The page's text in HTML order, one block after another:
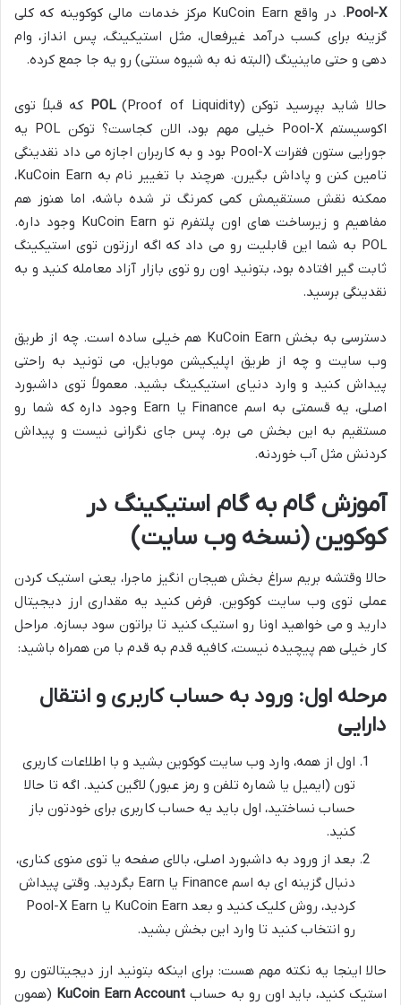
Pool-X
. در واقع KuCoin Earn مرکز خدمات مالی کوکوینه که کلی
گزینه برای کسب درآمد غیرفعال، مثل استیکینگ، پس انداز، وام
دهی و حتی ماینینگ (البته نه به شیوه سنتی) رو یه جا جمع کرده.
حالا شاید بپرسید توکن POL (Proof of Liquidity) که قبلاً توی
اکوسیستم Pool-X خیلی مهم بود، الان کجاست؟ توکن POL یه
جورایی ستون فقرات Pool-X بود و به کاربران اجازه می داد نقدینگی
تامین کنن و پاداش بگیرن. هرچند با تغییر نام به KuCoin Earn،
ممکنه نقش مستقیمش کمی کمرنگ تر شده باشه، اما هنوز هم
مفاهیم و زیرساخت های اون پلتفرم تو KuCoin Earn وجود داره.
POL به شما این قابلیت رو می داد که اگه ارزتون توی استیکینگ
ثابت گیر افتاده بود، بتونید اون رو توی بازار آزاد معامله کنید و به
نقدینگی برسید.
دسترسی به بخش KuCoin Earn هم خیلی ساده است. چه از طریق
وب سایت و چه از طریق اپلیکیشن موبایل، می تونید به راحتی
پیداش کنید و وارد دنیای استیکینگ بشید. معمولاً توی داشبورد
اصلی، یه قسمتی به اسم Finance یا Earn وجود داره که شما رو
مستقیم به این بخش می بره. پس جای نگرانی نیست و پیداش
کردنش مثل آب خوردنه.
آموزش گام به گام استیکینگ در
کوکوین (نسخه وب سایت)
حالا وقتشه بریم سراغ بخش هیجان انگیز ماجرا، یعنی استیک کردن
عملی توی وب سایت کوکوین. فرض کنید یه مقداری ارز دیجیتال
دارید و می خواهید اونا رو استیک کنید تا براتون سود بسازه. مراحل
کار خیلی هم پیچیده نیست، کافیه قدم به قدم با من همراه باشید:
مرحله اول: ورود به حساب کاربری و انتقال
دارایی
اول از همه، وارد وب سایت کوکوین بشید و با اطلاعات کاربری
تون (ایمیل یا شماره تلفن و رمز عبور) لاگین کنید. اگه تا حالا
حساب نساختید، اول باید یه حساب کاربری برای خودتون باز
کنید.
بعد از ورود به داشبورد اصلی، بالای صفحه یا توی منوی کناری،
دنبال گزینه ای به اسم Finance یا Earn بگردید. وقتی پیداش
کردید، روش کلیک کنید و بعد KuCoin Earn یا Pool-X Earn
رو انتخاب کنید تا وارد این بخش بشید.
حالا اینجا یه نکته مهم هست: برای اینکه بتونید ارز دیجیتالتون رو
استیک کنید، باید اون رو به حساب KuCoin Earn Account (همون